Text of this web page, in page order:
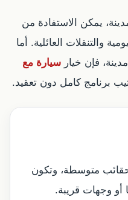
يمكن الاستفادة من
والتنقلات العائلية. أما
فإن خيار سيارة مع
برنامج كامل دون تعقيد.
متوسطة، وتكون
أو وجهات قريبة.